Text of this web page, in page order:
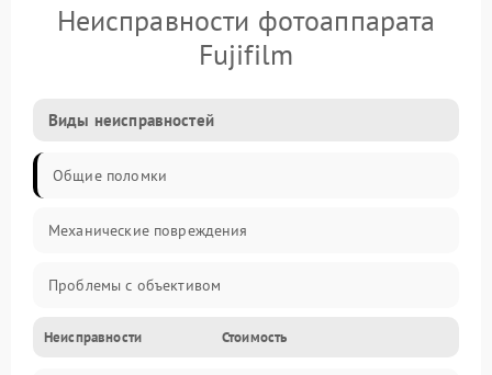
Неисправности фотоаппарата
Fujifilm
Виды неисправностей
Общие поломки
Механические повреждения
Проблемы с объективом
Электронные ошибки
Неисправности Стоимость